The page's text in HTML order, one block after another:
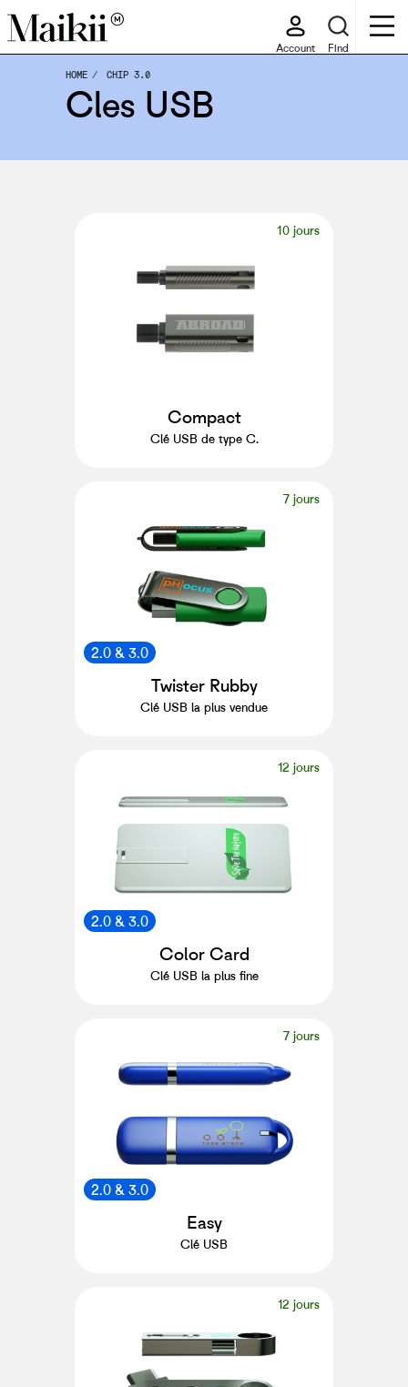
Account Find
HOME CHIP 3.0
Cles USB
10 jours
Compact
Clé USB de type C.
7 jours
2.0 & 3.0
Twister Rubby
Clé USB la plus vendue
12 jours
2.0 & 3.0
Color Card
Clé USB la plus fine
7 jours
2.0 & 3.0
Easy
Clé USB
12 jours